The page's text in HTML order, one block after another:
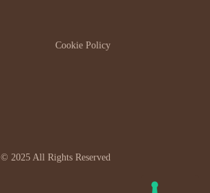
Cookie Policy
© 2025 All Rights Reserved